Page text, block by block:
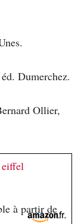
Dumerchez.
Ollier,
eiffel
à partir de